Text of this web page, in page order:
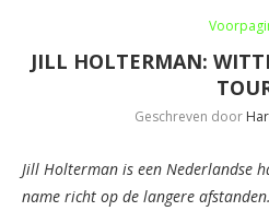
JILL HOLTERMAN:
Geschreven door
Jill Holterman is een Nederlandse
name richt op de langere